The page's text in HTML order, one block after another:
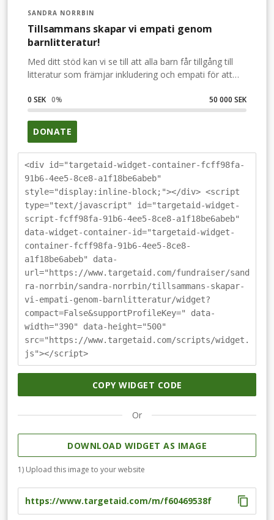
SANDRA NORRBIN
Tillsammans skapar vi empati genom
barnlitteratur!
Med ditt stöd kan vi se till att alla barn får tillgång till
litteratur som främjar inkludering och empati för att
Utvecklingsfonden och barnboksprojektet 2023
tillsammans med mig.Genom att publicera och
distribuera litteratur som belyser funktionella
hög känslighet, ADHD och fysisk funktionsnedsättning,
syftar detta projekt till att främja ett mer positivt och
inkluderande samhälle.För barn: Projektet kommer att
erbjuda karaktärer och berättelser som de lätt kan
relatera till, vilket hjälper dem att bygga självkänsla och
känna sig inkluderade i samhället.För föräldrar och
vårdgivare: Projektet erbjuder ett brett utbud av
kvalitativa titlar som kan användas för att starta viktiga
samtal om funktionella variationer och olikheter,
främja empati och förståelse.För pedagoger: Projektet
kan användas i klassrummen för att främja
medvetenhet och förståelse bland eleverna, minska
mobbning, grupptryck och uteslutning.Ingen gåva är för
liten och ditt engagemang är värdefullt! Passa gärna på
att dela denna insamling i dina egna sociala medier så
att fler får chansen att engagera sig!
0 SEK 0% 50 000 SEK
DONATE
<div id="targetaid-widget-container-fcff98fa-
91b6-4ee5-8ce8-a1f18be6abeb"
style="display:inline-block;"></div> <script
type="text/javascript" id="targetaid-widget-
script-fcff98fa-91b6-4ee5-8ce8-a1f18be6abeb"
data-widget-container-id="targetaid-widget-
container-fcff98fa-91b6-4ee5-8ce8-
a1f18be6abeb" data-
url="https://www.targetaid.com/fundraiser/sand
ra-norrbin/sandra-norrbin/tillsammans-skapar-
vi-empati-genom-barnlitteratur/widget?
compact=False&supportProfileKey=" data-
width="390" data-height="500"
src="https://www.targetaid.com/scripts/widget.
js"></script>
COPY WIDGET CODE
Or
DOWNLOAD WIDGET AS IMAGE
1) Upload this image to your website